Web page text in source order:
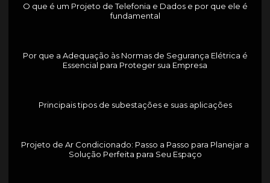
O que é um Projeto de Telefonia e Dados e por que ele é
fundamental
Por que a Adequação às Normas de Segurança Elétrica é
Essencial para Proteger sua Empresa
Principais tipos de subestações e suas aplicações
Projeto de Ar Condicionado: Passo a Passo para Planejar a
Solução Perfeita para Seu Espaço